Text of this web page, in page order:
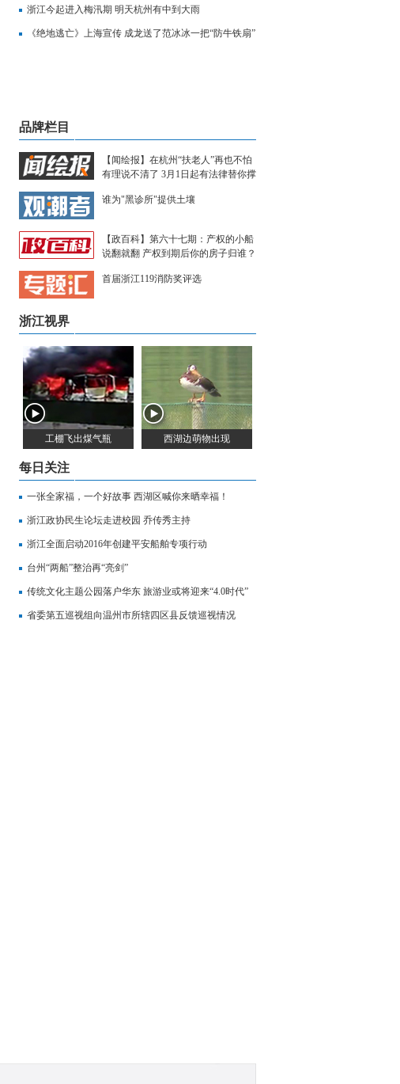
浙江今起进入梅汛期 明天杭州有中到大雨
《绝地逃亡》上海宣传 成龙送了范冰冰一把“防牛铁扇”
品牌栏目
【闻绘报】在杭州“扶老人”再也不怕
有理说不清了 3月1日起有法律替你撑
谁为"黑诊所"提供土壤
【政百科】第六十七期：产权的小船
说翻就翻 产权到期后你的房子归谁？
首届浙江119消防奖评选
浙江视界
工棚飞出煤气瓶 西湖边萌物出现
每日关注
一张全家福，一个好故事 西湖区喊你来晒幸福！
浙江政协民生论坛走进校园 乔传秀主持
浙江全面启动2016年创建平安船舶专项行动
台州“两船”整治再“亮剑”
传统文化主题公园落户华东 旅游业或将迎来“4.0时代”
省委第五巡视组向温州市所辖四区县反馈巡视情况